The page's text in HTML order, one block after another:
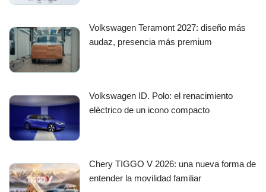
Volkswagen Teramont 2027: diseño más
audaz, presencia más premium
Volkswagen ID. Polo: el renacimiento
eléctrico de un icono compacto
Chery TIGGO V 2026: una nueva forma de
entender la movilidad familiar